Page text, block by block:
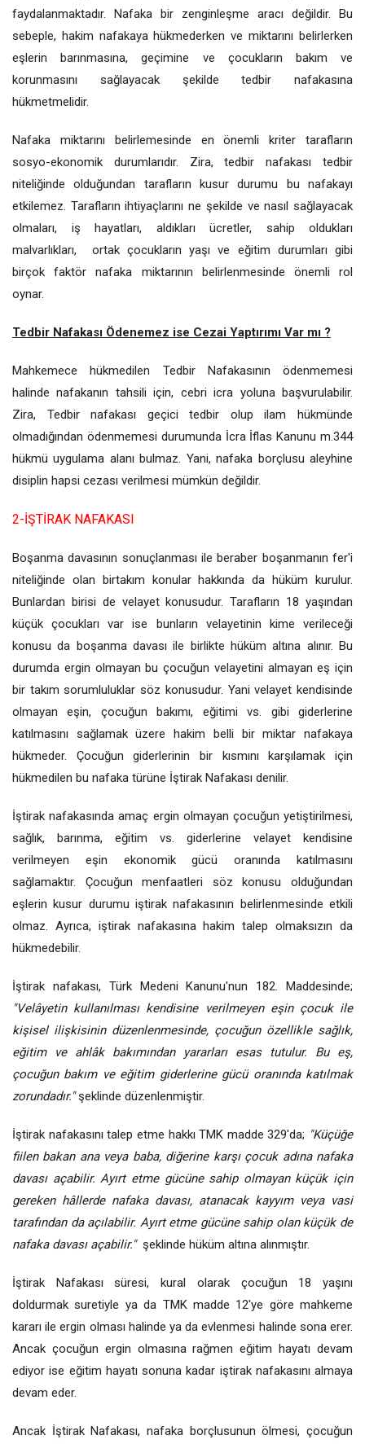
faydalanmaktadır. Nafaka bir zenginleşme aracı değildir. Bu
sebeple, hakim nafakaya hükmederken ve miktarını belirlerken
eşlerin barınmasına, geçimine ve çocukların bakım ve
korunmasını sağlayacak şekilde tedbir nafakasına
hükmetmelidir.
Nafaka miktarını belirlemesinde en önemli kriter tarafların
sosyo-ekonomik durumlarıdır. Zira, tedbir nafakası tedbir
niteliğinde olduğundan tarafların kusur durumu bu nafakayı
etkilemez. Tarafların ihtiyaçlarını ne şekilde ve nasıl sağlayacak
olmaları, iş hayatları, aldıkları ücretler, sahip oldukları
malvarlıkları, ortak çocukların yaşı ve eğitim durumları gibi
birçok faktör nafaka miktarının belirlenmesinde önemli rol
oynar.
Tedbir Nafakası Ödenemez ise Cezai Yaptırımı Var mı ?
Mahkemece hükmedilen Tedbir Nafakasının ödenmemesi
halinde nafakanın tahsili için, cebri icra yoluna başvurulabilir.
Zira, Tedbir nafakası geçici tedbir olup ilam hükmünde
olmadığından ödenmemesi durumunda İcra İflas Kanunu m.344
hükmü uygulama alanı bulmaz. Yani, nafaka borçlusu aleyhine
disiplin hapsi cezası verilmesi mümkün değildir.
2-İŞTİRAK NAFAKASI
Boşanma davasının sonuçlanması ile beraber boşanmanın fer'i
niteliğinde olan birtakım konular hakkında da hüküm kurulur.
Bunlardan birisi de velayet konusudur. Tarafların 18 yaşından
küçük çocukları var ise bunların velayetinin kime verileceği
konusu da boşanma davası ile birlikte hüküm altına alınır. Bu
durumda ergin olmayan bu çocuğun velayetini almayan eş için
bir takım sorumluluklar söz konusudur. Yani velayet kendisinde
olmayan eşin, çocuğun bakımı, eğitimi vs. gibi giderlerine
katılmasını sağlamak üzere hakim belli bir miktar nafakaya
hükmeder. Çocuğun giderlerinin bir kısmını karşılamak için
hükmedilen bu nafaka türüne İştirak Nafakası denilir.
İştirak nafakasında amaç ergin olmayan çocuğun yetiştirilmesi,
sağlık, barınma, eğitim vs. giderlerine velayet kendisine
verilmeyen eşin ekonomik gücü oranında katılmasını
sağlamaktır. Çocuğun menfaatleri söz konusu olduğundan
eşlerin kusur durumu iştirak nafakasının belirlenmesinde etkili
olmaz. Ayrıca, iştirak nafakasına hakim talep olmaksızın da
hükmedebilir.
İştirak nafakası, Türk Medeni Kanunu'nun 182. Maddesinde;
"Velâyetin kullanılması kendisine verilmeyen eşin çocuk ile
kişisel ilişkisinin düzenlenmesinde, çocuğun özellikle sağlık,
eğitim ve ahlâk bakımından yararları esas tutulur. Bu eş,
çocuğun bakım ve eğitim giderlerine gücü oranında katılmak
zorundadır."şeklinde düzenlenmiştir.
İştirak nafakasını talep etme hakkı TMK madde 329'da; "Küçüğe
fiilen bakan ana veya baba, diğerine karşı çocuk adına nafaka
davası açabilir. Ayırt etme gücüne sahip olmayan küçük için
gereken hâllerde nafaka davası, atanacak kayyım veya vasi
tarafından da açılabilir. Ayırt etme gücüne sahip olan küçük de
nafaka davası açabilir."şeklinde hüküm altına alınmıştır.
İştirak Nafakası süresi, kural olarak çocuğun 18 yaşını
doldurmak suretiyle ya da TMK madde 12'ye göre mahkeme
kararı ile ergin olması halinde ya da evlenmesi halinde sona erer.
Ancak çocuğun ergin olmasına rağmen eğitim hayatı devam
ediyor ise eğitim hayatı sonuna kadar iştirak nafakasını almaya
devam eder.
Ancak İştirak Nafakası, nafaka borçlusunun ölmesi, çocuğun